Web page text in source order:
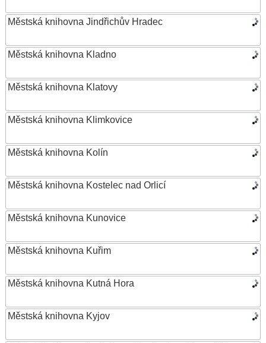
Městská knihovna Jindřichův Hradec
Městská knihovna Kladno
Městská knihovna Klatovy
Městská knihovna Klimkovice
Městská knihovna Kolín
Městská knihovna Kostelec nad Orlicí
Městská knihovna Kunovice
Městská knihovna Kuřim
Městská knihovna Kutná Hora
Městská knihovna Kyjov